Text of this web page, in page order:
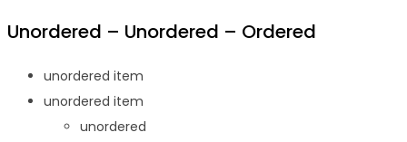
Unordered – Unordered – Ordered
unordered item
unordered item
unordered